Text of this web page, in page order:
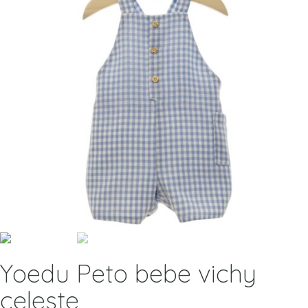
Yoedu Peto bebe vichy
celeste